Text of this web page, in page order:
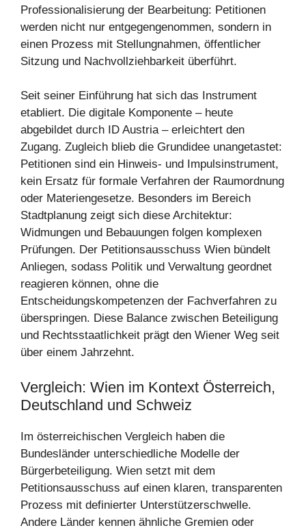
Professionalisierung der Bearbeitung: Petitionen
werden nicht nur entgegengenommen, sondern in
einen Prozess mit Stellungnahmen, öffentlicher
Sitzung und Nachvollziehbarkeit überführt.
Seit seiner Einführung hat sich das Instrument
etabliert. Die digitale Komponente – heute
abgebildet durch ID Austria – erleichtert den
Zugang. Zugleich blieb die Grundidee unangetastet:
Petitionen sind ein Hinweis- und Impulsinstrument,
kein Ersatz für formale Verfahren der Raumordnung
oder Materiengesetze. Besonders im Bereich
Stadtplanung zeigt sich diese Architektur:
Widmungen und Bebauungen folgen komplexen
Prüfungen. Der Petitionsausschuss Wien bündelt
Anliegen, sodass Politik und Verwaltung geordnet
reagieren können, ohne die
Entscheidungskompetenzen der Fachverfahren zu
überspringen. Diese Balance zwischen Beteiligung
und Rechtsstaatlichkeit prägt den Wiener Weg seit
über einem Jahrzehnt.
Vergleich: Wien im Kontext Österreich,
Deutschland und Schweiz
Im österreichischen Vergleich haben die
Bundesländer unterschiedliche Modelle der
Bürgerbeteiligung. Wien setzt mit dem
Petitionsausschuss auf einen klaren, transparenten
Prozess mit definierter Unterstützerschwelle.
Andere Länder kennen ähnliche Gremien oder